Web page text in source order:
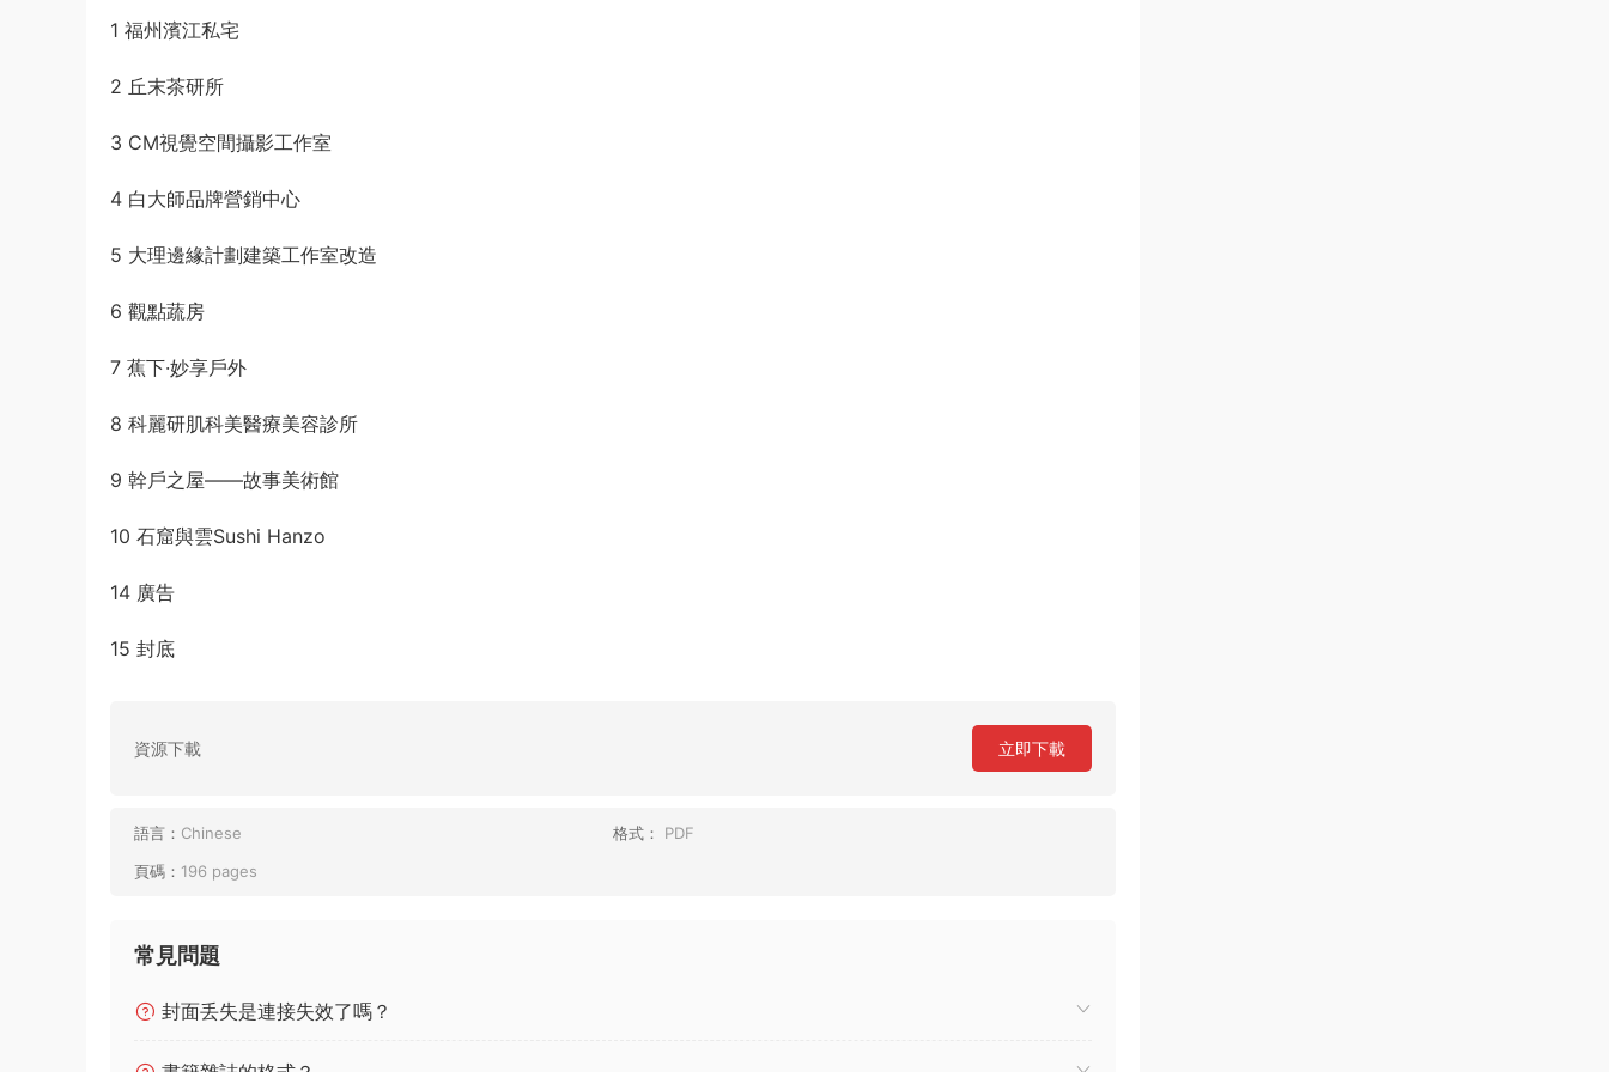
1 福州濱江私宅
2 丘末茶研所
3 CM視覺空間攝影工作室
4 白大師品牌營銷中心
5 大理邊緣計劃建築工作室改造
6 觀點蔬房
7 蕉下·妙享戶外
8 科麗研肌科美醫療美容診所
9 幹戶之屋——故事美術館
10 石窟與雲Sushi Hanzo
14 廣告
15 封底
資源下載 立即下載
語言： Chinese 格式：
PDF
頁碼： 196 pages
常見問題
封面丢失是連接失效了嗎？